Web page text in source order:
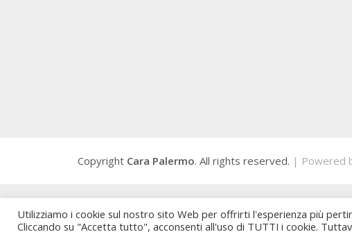
Copyright Cara Palermo. All rights reserved. | Powered
Utilizziamo i cookie sul nostro sito Web per offrirti l'esperienza più
Cliccando su "Accetta tutto", acconsenti all'uso di TUTTI i cookie.